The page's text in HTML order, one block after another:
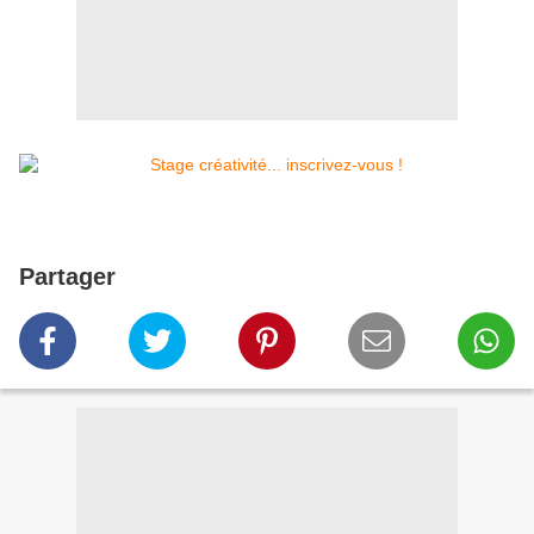
Partager